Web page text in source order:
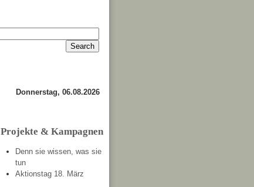
Donnerstag, 06.08.2026
Projekte & Kampagnen
Denn sie wissen, was sie
tun
Aktionstag 18. März